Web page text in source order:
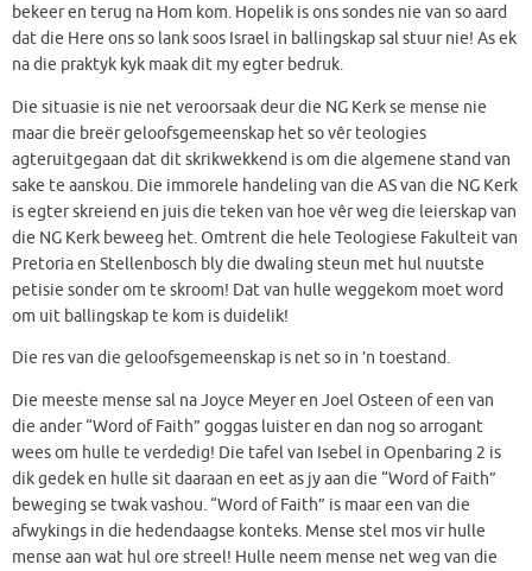
bekeer en terug na Hom kom. Hopelik is ons sondes nie van so aard
dat die Here ons so lank soos Israel in ballingskap sal stuur nie! As ek
na die praktyk kyk maak dit my egter bedruk.
Die situasie is nie net veroorsaak deur die NG Kerk se mense nie
maar die breër geloofsgemeenskap het so vêr teologies
agteruitgegaan dat dit skrikwekkend is om die algemene stand van
sake te aanskou. Die immorele handeling van die AS van die NG Kerk
is egter skreiend en juis die teken van hoe vêr weg die leierskap van
die NG Kerk beweeg het. Omtrent die hele Teologiese Fakulteit van
Pretoria en Stellenbosch bly die dwaling steun met hul nuutste
petisie sonder om te skroom! Dat van hulle weggekom moet word
om uit ballingskap te kom is duidelik!
Die res van die geloofsgemeenskap is net so in ’n toestand.
Die meeste mense sal na Joyce Meyer en Joel Osteen of een van
die ander “Word of Faith” goggas luister en dan nog so arrogant
wees om hulle te verdedig! Die tafel van Isebel in Openbaring 2 is
dik gedek en hulle sit daaraan en eet as jy aan die “Word of Faith”
beweging se twak vashou. “Word of Faith” is maar een van die
afwykings in die hedendaagse konteks. Mense stel mos vir hulle
mense aan wat hul ore streel! Hulle neem mense net weg van die